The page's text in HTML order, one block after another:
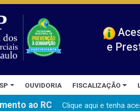
e
OUVIDORIA FISCALIZAÇÃO
ao RC Clique aqui e tenha